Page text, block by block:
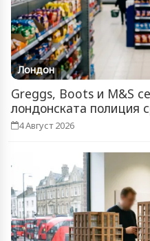
Лондон
Greggs, Boots и M&S
лондонската полиция
4 Август 2026